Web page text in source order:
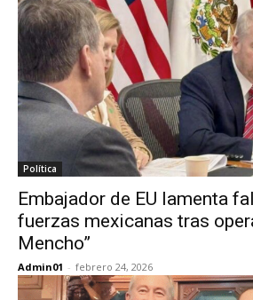
Política
Embajador de EU lamenta
fuerzas mexicanas tras
Mencho”
Admin01 - febrero 24, 2026